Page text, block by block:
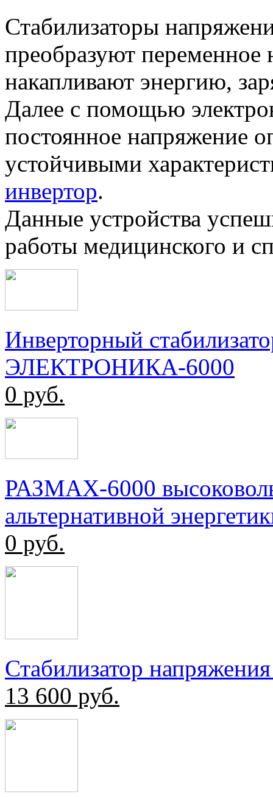
Стабилизаторы
преобразуют переменное
накапливают энергию,
Далее с помощью
постоянное напряжение
устойчивыми
инвертор.
Данные устройства
работы медицинского и
Инверторный
ЭЛЕКТРОНИКА-6000
0 руб.
РАЗМАХ-6000
альтернативной
0 руб.
Стабилизатор
13 600 руб.